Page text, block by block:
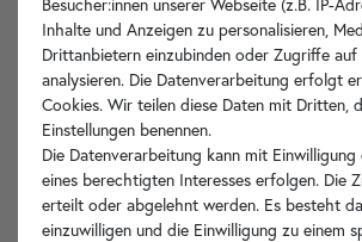
Artikelbeschreibung
Hersteller-Info
Ihre Vorteile
Inhalte und Anzeigen zu personalisieren,
Drittanbietern einzubinden oder Zugriffe auf
analysieren. Die Datenverarbeitung erfolgt
Cookies. Wir teilen diese Daten mit Dritten,
Einstellungen benennen.
Die Datenverarbeitung kann mit
eines berechtigten Interesses erfolgen. Die
erteilt oder abgelehnt werden. Es besteht
einzuwilligen und die Einwilligung zu einem